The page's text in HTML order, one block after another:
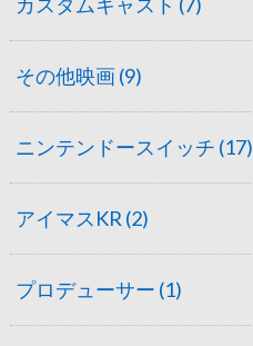
その他映画(9)
ニンテンドースイッチ (17)
アイマスKR (2)
プロデューサー (1)